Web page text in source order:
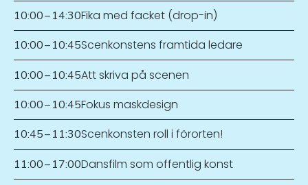
10:00–14:30Fika med facket (drop-in)
10:00–10:45Scenkonstens framtida ledare
10:00–10:45Att skriva på scenen
10:00–10:45Fokus maskdesign
10:45–11:30Scenkonsten roll i förorten!
11:00–17:00Dansfilm som offentlig konst